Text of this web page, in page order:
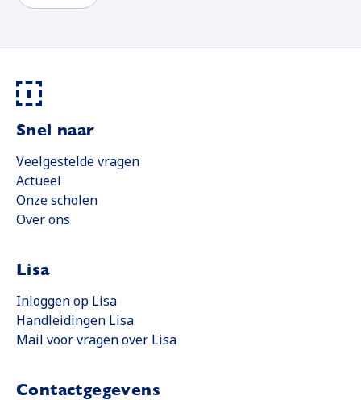
Snel naar
Veelgestelde vragen
Actueel
Onze scholen
Over ons
Lisa
Inloggen op Lisa
Opent in een nieuwe tab
Handleidingen Lisa
Mail voor vragen over Lisa
Opent in een nieuwe tab
Contactgegevens